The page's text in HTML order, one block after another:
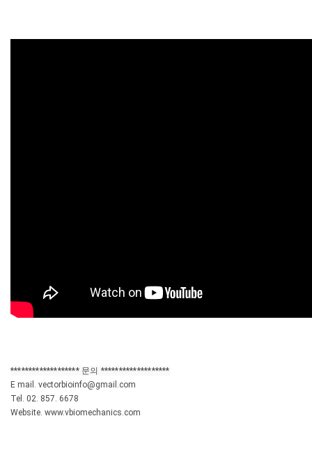
******************* 문의 *******************
E mail. vectorbioinfo@gmail.com
Tel. 02. 857. 6678
Website. www.vbiomechanics.com